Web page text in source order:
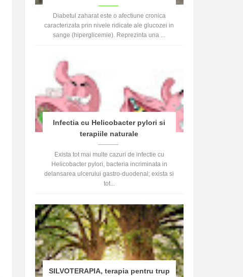
Diabetul zaharat este o afectiune cronica
caracterizata prin nivele ridicate ale glucozei in
sange (hiperglicemie). Reprezinta una ...
Infectia cu Helicobacter pylori si
terapiile naturale
Exista tot mai multe cazuri de infectie cu
Helicobacter pylori, bacteria incriminata in
delansarea ulcerului gastro-duodenal; exista si
tot...
SILVOTERAPIA, terapia pentru trup